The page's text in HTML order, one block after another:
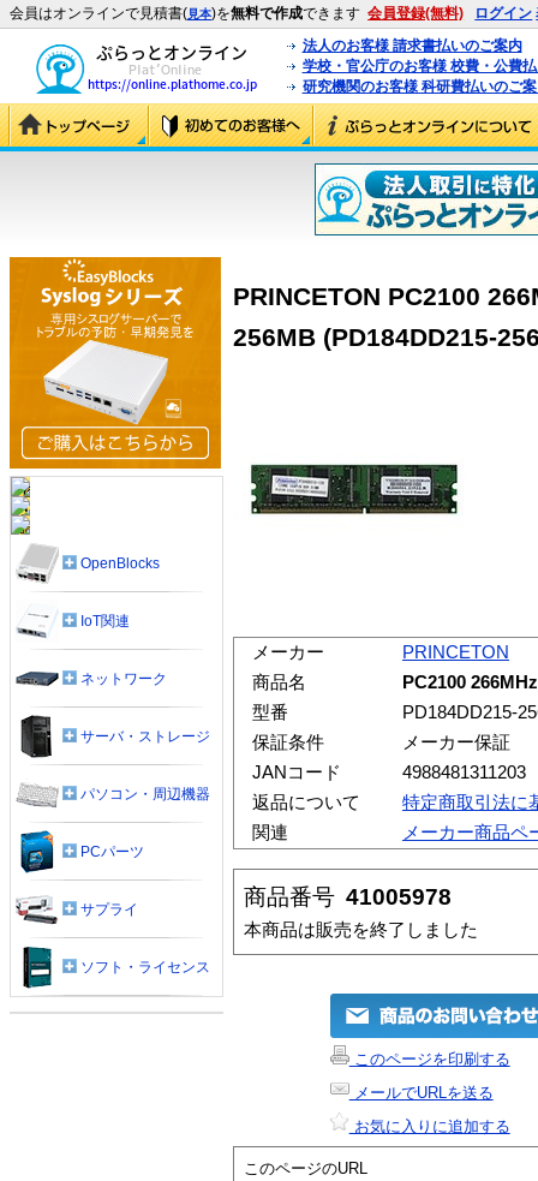
会員はオンラインで見積書(見本)を無料で作成できます 会員登録(無料) ログイン
法人のお客様 請求書払いのご案内
学校・官公庁のお客様 校費・公費
研究機関のお客様 科研費払いのご
PRINCETON PC2100
256MB (PD184DD215-
メーカー
PRINCETON
商品名
PC2100
型番
PD184DD215-
保証条件
メーカー保証
JANコード
4988481311203
返品について
特定商取引法に
関連
メーカー商品ペ
商品番号 41005978
本商品は販売を終了しました
このページを印刷する
メールでURLを送る
お気に入りに追加する
このページのURL
OpenBlocks
IoT関連
ネットワーク
サーバ・ストレージ
パソコン・周辺機器
PCパーツ
サプライ
ソフト・ライセンス